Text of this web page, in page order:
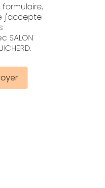
j'accepte
SALON